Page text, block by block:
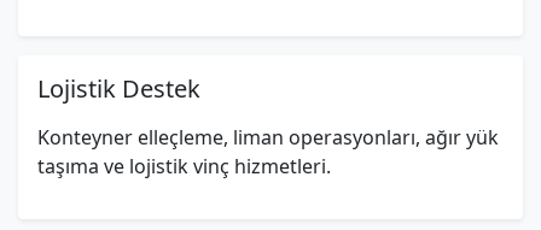
Lojistik Destek
Konteyner elleçleme, liman operasyonları, ağır yük
taşıma ve lojistik vinç hizmetleri.